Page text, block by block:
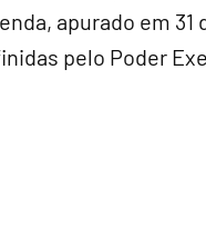
apurado em 31
pelo Poder